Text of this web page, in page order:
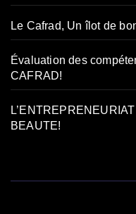
Le Cafrad, Un îlot de
Évaluation des
CAFRAD!
BEAUTE!